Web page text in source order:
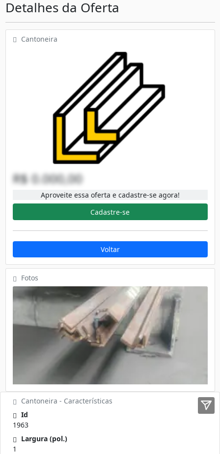
Detalhes da Oferta
Cantoneira
R$ 0.000,00
Aproveite essa oferta e cadastre-se agora!
Cadastre-se
Voltar
Fotos
Cantoneira - Características
Id
1963
Largura (pol.)
1